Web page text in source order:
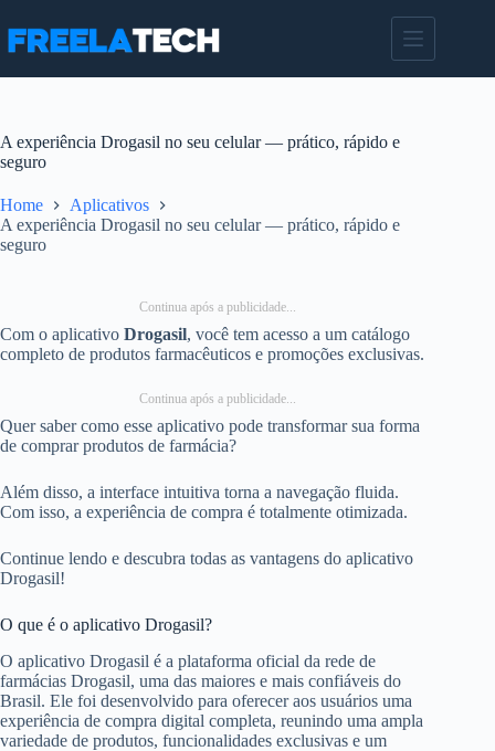
para
A experiência Drogasil no seu celular — prático, rápido e
seguro
Home
Aplicativos
A experiência Drogasil no seu celular — prático, rápido e
seguro
Continua após a publicidade...
Com o aplicativo Drogasil, você tem acesso a um catálogo
completo de produtos farmacêuticos e promoções exclusivas.
Continua após a publicidade...
Quer saber como esse aplicativo pode transformar sua forma
de comprar produtos de farmácia?
Além disso, a interface intuitiva torna a navegação fluida.
Com isso, a experiência de compra é totalmente otimizada.
Continue lendo e descubra todas as vantagens do aplicativo
Drogasil!
O que é o aplicativo Drogasil?
O aplicativo Drogasil é a plataforma oficial da rede de
farmácias Drogasil, uma das maiores e mais confiáveis do
Brasil. Ele foi desenvolvido para oferecer aos usuários uma
experiência de compra digital completa, reunindo uma ampla
variedade de produtos, funcionalidades exclusivas e um